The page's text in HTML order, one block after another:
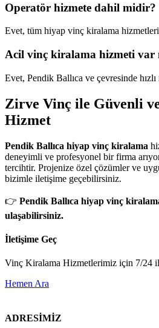
Operatör hizmete dahil midir?
Evet, tüm hiyap vinç kiralama
Acil vinç kiralama hizmeti var
Evet, Pendik Ballıca ve çevresinde
Zirve Vinç ile Güvenli
Hizmet
Pendik Ballıca hiyap vinç kiralama
deneyimli ve profesyonel bir firma
tercihtir. Projenize özel çözümler ve
bizimle iletişime geçebilirsiniz.
👉 Pendik Ballıca hiyap vinç
ulaşabilirsiniz.
İletişime Geç
Vinç Kiralama Hizmetlerimiz için 7/24
Hemen Ara
ADRESİMİZ